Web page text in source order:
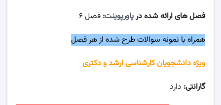
فصل های ارائه شده درپاورپوینت: فصل ۶
همراه با نمونه سوالات طرح شده از هر فصل
ویژه دانشجویان کارشناسی ارشد و دکتری
گارانتی: دارد